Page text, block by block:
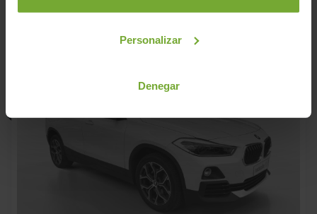
Personalizar
Denegar